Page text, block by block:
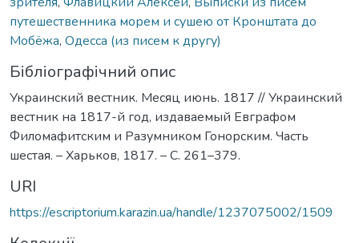
путешественника морем и сушею от Кронштата до
Мобёжа, Одесса (из писем к другу)
Бібліографічний опис
Украинский вестник. Месяц июнь. 1817 // Украинский
вестник на 1817-й год, издаваемый Евграфом
Филомафитским и Разумником Гонорским. Часть
шестая. – Харьков, 1817. – С. 261–379.
URI
https://escriptorium.karazin.ua/handle/1237075002/1509